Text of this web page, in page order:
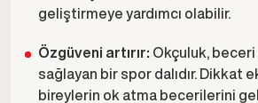
geliştirmeye yardımcı olabilir.
Özgüveni artırır: Okçuluk, beceri
sağlayan bir spor dalıdır. Dikkat
bireylerin ok atma becerilerini